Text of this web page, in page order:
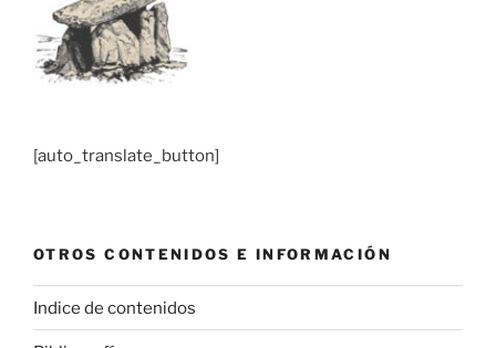
[auto_translate_button]
OTROS CONTENIDOS E INFORMACIÓN
Indice de contenidos